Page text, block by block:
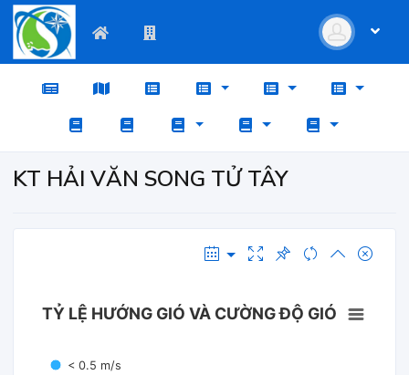
KT HẢI VĂN SONG TỬ TÂY
TỶ LỆ HƯỚNG GIÓ VÀ CƯỜNG ĐỘ GIÓ
< 0.5 m/s